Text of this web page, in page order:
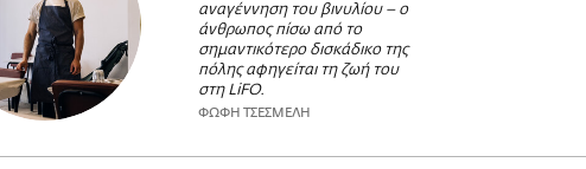
αναγέννηση του βινυλίου – ο
άνθρωπος πίσω από το
σημαντικότερο δισκάδικο της
πόλης αφηγείται τη ζωή του
στη LiFO.
ΦΩΦΗ ΤΣΕΣΜΕΛΗ